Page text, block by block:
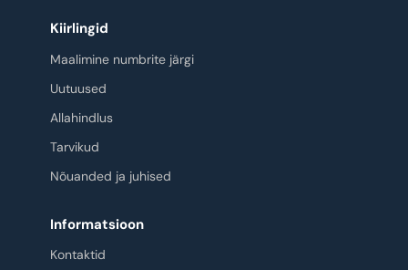
Kiirlingid
Maalimine numbrite järgi
Uutuused
Allahindlus
Tarvikud
Nõuanded ja juhised
Informatsioon
Kontaktid